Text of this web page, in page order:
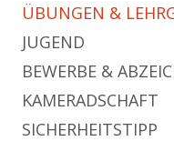
ÜBUNGEN &
JUGEND
BEWERBE &
KAMERADSCHAFT
SICHERHEITSTIPP